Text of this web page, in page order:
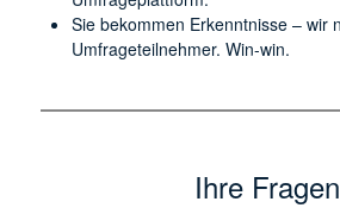
Sie bekommen Erkenntnisse – wir
Umfrageteilnehmer. Win-win.
Ihre Fragen